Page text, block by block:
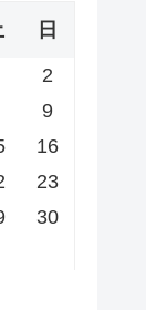
日
2
9
16
23
30